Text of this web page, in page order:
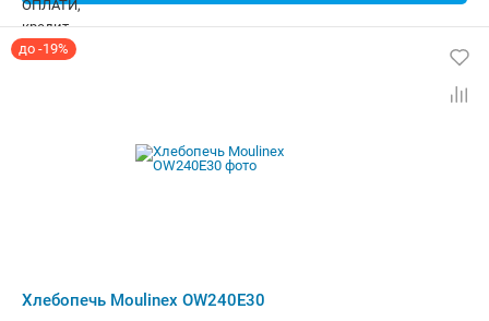
до -19%
Хлебопечь Moulinex OW240E30